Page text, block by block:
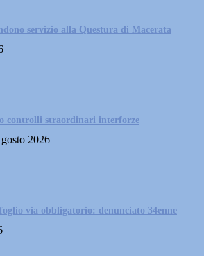
servizio alla Questura di Macerata
controlli straordinari interforze
2026
via obbligatorio: denunciato 34enne